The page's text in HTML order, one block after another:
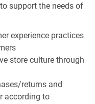
support the needs of
experience practices
store culture through
returns and
according to